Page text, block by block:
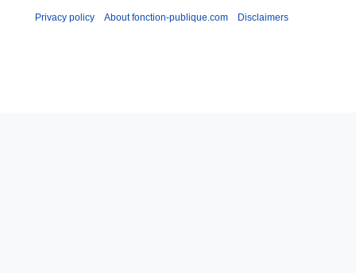
Privacy policy About fonction-publique.com Disclaimers